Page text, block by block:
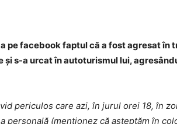
pe facebook faptul că a fost agresat în
și s-a urcat în autoturismul lui,
periculos care azi, în jurul orei 18, în
(menționez că așteptăm în